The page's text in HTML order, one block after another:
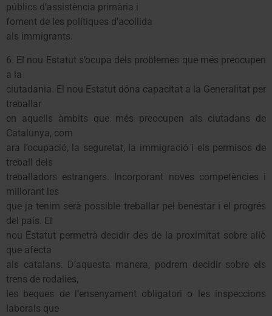
públics d’assistència primària i
foment de les polítiques d’acollida
als immigrants.
6. El nou Estatut s’ocupa dels problemes que més preocupen
a la
ciutadania. El nou Estatut dóna capacitat a la Generalitat per
treballar
en aquells àmbits que més preocupen als ciutadans de
Catalunya, com
ara l’ocupació, la seguretat, la immigració i els permisos de
treball dels
treballadors estrangers. Incorporant noves competències i
millorant les
que ja tenim serà possible treballar pel benestar i el progrés
del país. El
nou Estatut permetrà decidir des de la proximitat sobre allò
que afecta
als catalans. D’aquesta manera, podrem decidir sobre els
trens de rodalies,
les beques de l’ensenyament obligatori o les inspeccions
laborals que